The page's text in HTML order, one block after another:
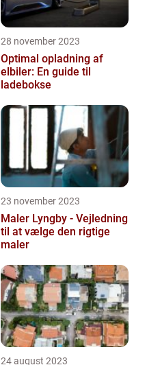
28 november 2023
Optimal opladning af
elbiler: En guide til
ladebokse
23 november 2023
Maler Lyngby - Vejledning
til at vælge den rigtige
maler
24 august 2023